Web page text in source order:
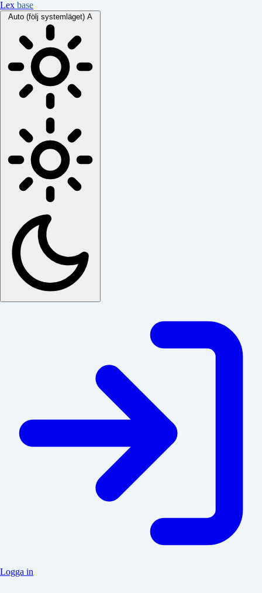
Lex base
Auto (följ systemläget) A
Logga in